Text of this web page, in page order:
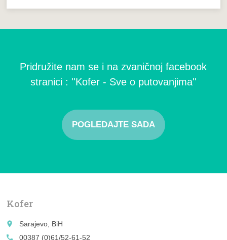
Pridružite nam se i na zvaničnoj facebook
stranici : ''Kofer - Sve o putovanjima''
POGLEDAJTE SADA
Kofer
place
Sarajevo, BiH
call
00387 (0)61/52-61-52